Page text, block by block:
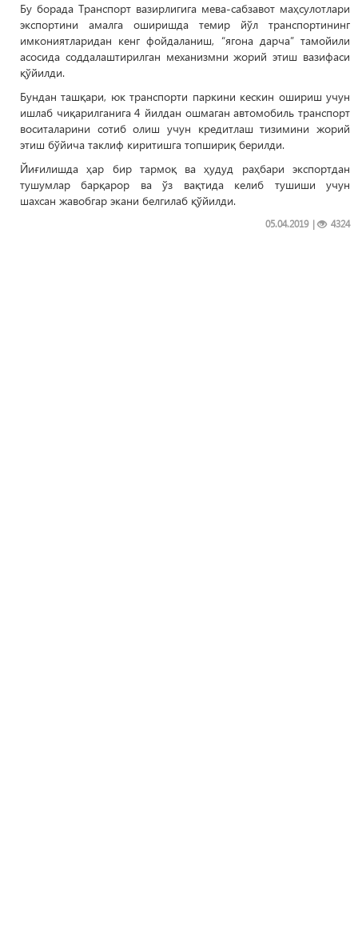
Бу борада Транспорт вазирлигига мева-сабзавот маҳсулотлари
экспортини амалга оширишда темир йўл транспортининг
имкониятларидан кенг фойдаланиш, “ягона дарча” тамойили
асосида соддалаштирилган механизмни жорий этиш вазифаси
қўйилди.
Бундан ташқари, юк транспорти паркини кескин ошириш учун
ишлаб чиқарилганига 4 йилдан ошмаган автомобиль транспорт
воситаларини сотиб олиш учун кредитлаш тизимини жорий
этиш бўйича таклиф киритишга топшириқ берилди.
Йиғилишда ҳар бир тармоқ ва ҳудуд раҳбари экспортдан
тушумлар барқарор ва ўз вақтида келиб тушиши учун
шахсан жавобгар экани белгилаб қўйилди.
| 4324
05.04.2019